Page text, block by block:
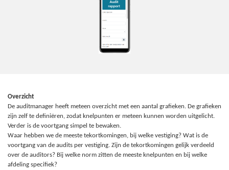
Overzicht
De auditmanager heeft meteen overzicht met een aantal grafieken. De grafieken
zijn zelf te definiëren, zodat knelpunten er meteen kunnen worden uitgelicht.
Verder is de voortgang simpel te bewaken.
Waar hebben we de meeste tekortkomingen, bij welke vestiging? Wat is de
voortgang van de audits per vestiging. Zijn de tekortkomingen gelijk verdeeld
over de auditors? Bij welke norm zitten de meeste knelpunten en bij welke
afdeling specifiek?